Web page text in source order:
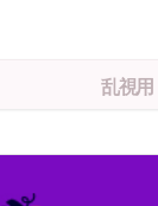
乱視用